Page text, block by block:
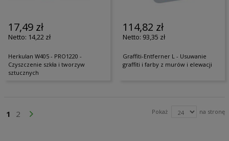
17,49 zł
14,22 zł
Herkulan W405 - PRO1220 -
Czyszczenie szkła i tworzyw
sztucznych
114,82 zł
93,35 zł
Graffiti-Entferner L - Usuwanie
graffiti i farby z murów i elewacji
Aktualnie czytasz stronę
1 Strona
2 Strona
Przejdź Dalej Pokaż na stronę